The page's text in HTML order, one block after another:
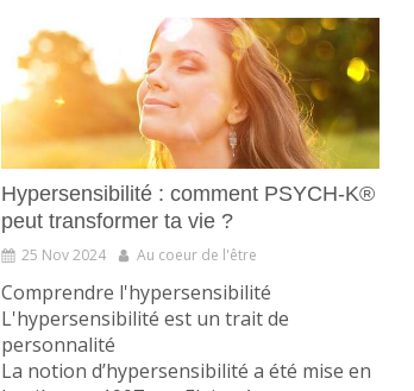
Hypersensibilité : comment PSYCH-K®
peut transformer ta vie ?
25 Nov 2024 Au coeur de l'être
Comprendre l'hypersensibilité
L'hypersensibilité est un trait de
personnalité
La notion d’hypersensibilité a été mise en